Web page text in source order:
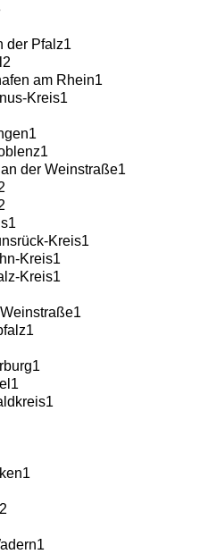
der Pfalz1
2
am Rhein1
Kreis1
1
1
der Weinstraße1
1
Kreis1
Kreis1
Kreis1
1
1
1
1
1
1
2
1